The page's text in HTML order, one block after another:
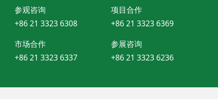
参观咨询
+86 21 3323 6308
项目合作
+86 21 3323 6369
市场合作
+86 21 3323 6337
参展咨询
+86 21 3323 6236